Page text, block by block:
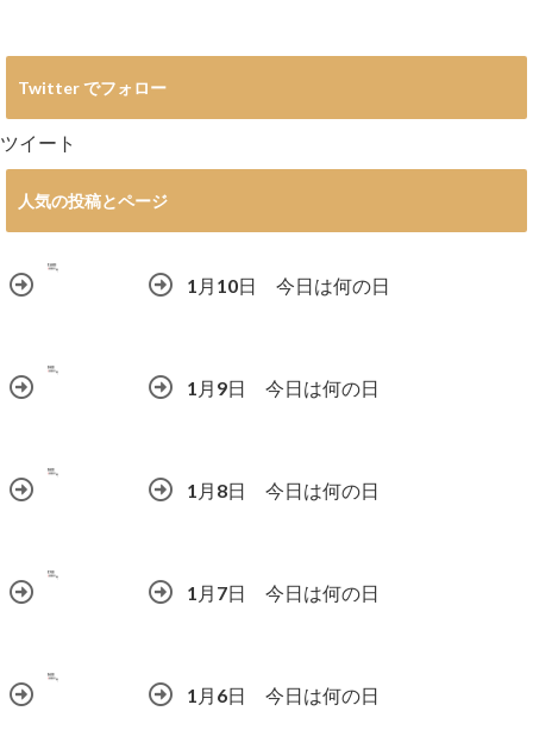
Twitter でフォロー
ツイート
人気の投稿とページ
1月10日 今日は何の日
1月9日 今日は何の日
1月8日 今日は何の日
1月7日 今日は何の日
1月6日 今日は何の日